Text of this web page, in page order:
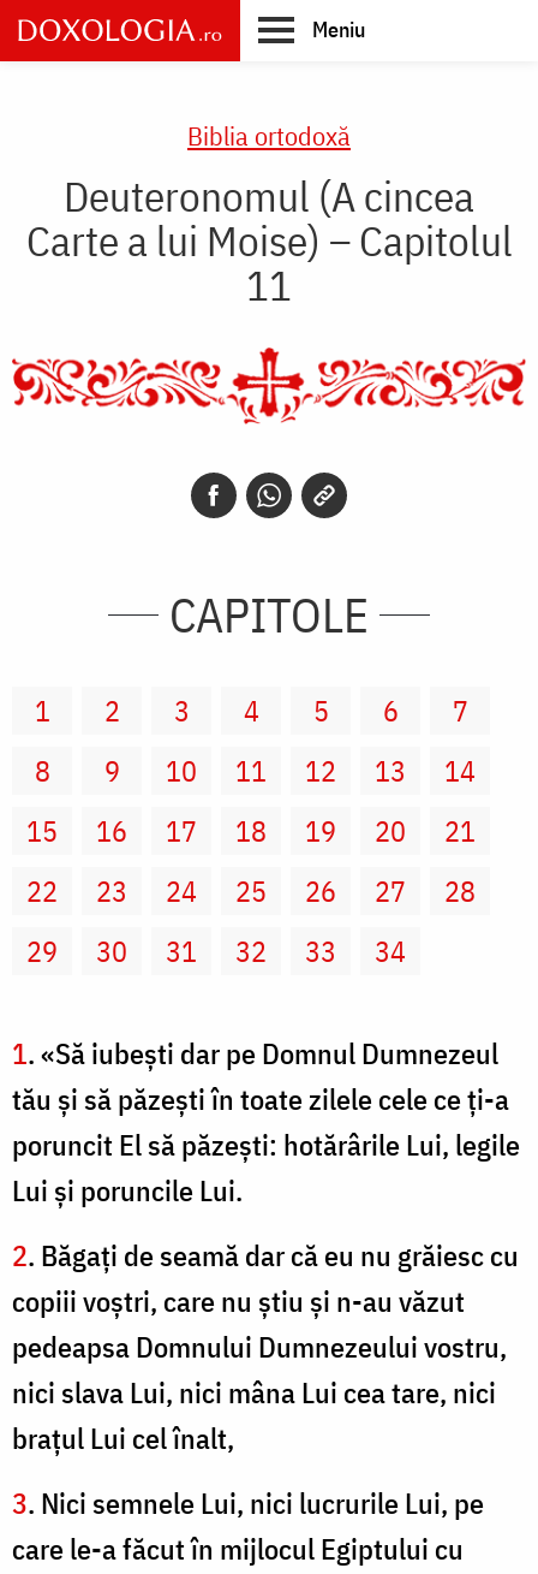
Skip
to
main
Meniu
Biblia ortodoxă
Deuteronomul (A cincea
Carte a lui Moise) – Capitolul
11
CAPITOLE
1 2 3 4 5 6
7
8
9 10 11 12 13
14
15
16 17 18 19 20
21
22
23 24 25 26 27
28
29
30 31 32 33 34
1. «Să iubeşti dar pe Domnul Dumnezeul
tău şi să păzeşti în toate zilele cele ce ţi-a
poruncit El să păzeşti: hotărârile Lui, legile
Lui şi poruncile Lui.
2. Băgaţi de seamă dar că eu nu grăiesc cu
copiii voştri, care nu ştiu şi n-au văzut
pedeapsa Domnului Dumnezeului vostru,
nici slava Lui, nici mâna Lui cea tare, nici
braţul Lui cel înalt,
3. Nici semnele Lui, nici lucrurile Lui, pe
care le-a făcut în mijlocul Egiptului cu